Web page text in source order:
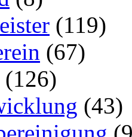
(119)
(67)
(126)
(43)